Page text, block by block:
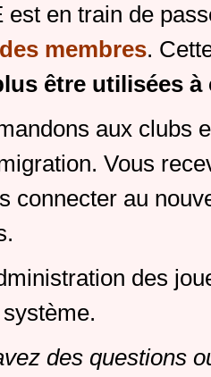
est en train de
membres.
être utilisées
aux clubs
Vous
connecter au
des
des questions